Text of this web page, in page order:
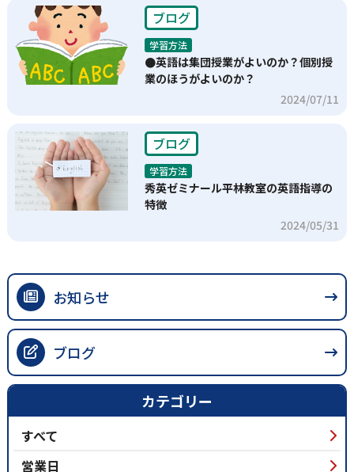
ブログ
学習方法
●英語は集団授業がよいのか？個別授
業のほうがよいのか？
2024/07/11
ブログ
学習方法
秀英ゼミナール平林教室の英語指導の
特徴
2024/05/31
お知らせ
ブログ
カテゴリー
すべて
営業日